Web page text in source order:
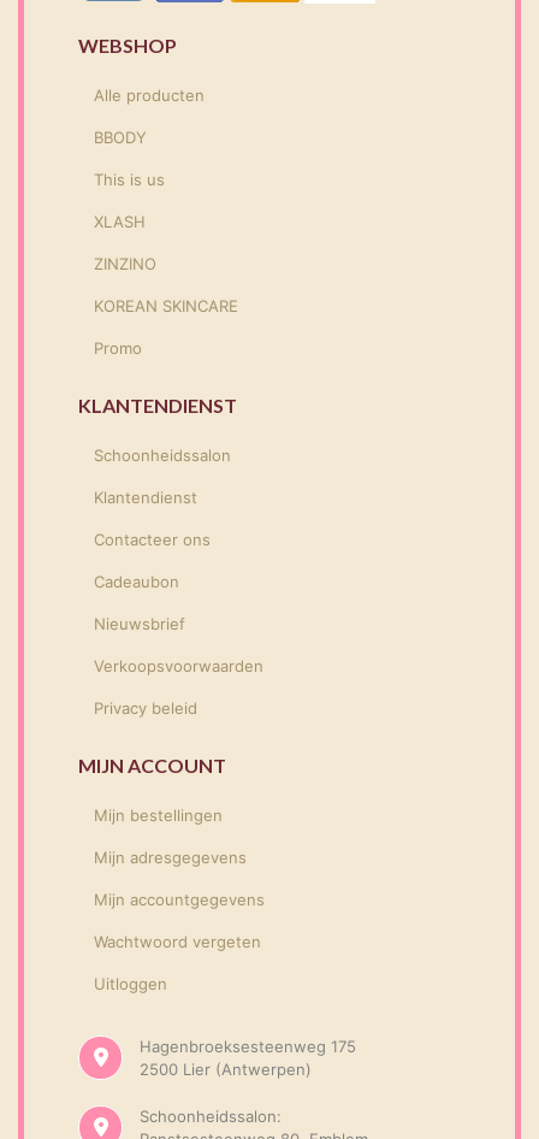
WEBSHOP
Alle producten
BBODY
This is us
XLASH
ZINZINO
KOREAN SKINCARE
Promo
KLANTENDIENST
Schoonheidssalon
Klantendienst
Contacteer ons
Cadeaubon
Nieuwsbrief
Verkoopsvoorwaarden
Privacy beleid
MIJN ACCOUNT
Mijn bestellingen
Mijn adresgegevens
Mijn accountgegevens
Wachtwoord vergeten
Uitloggen
Hagenbroeksesteenweg 175
2500 Lier (Antwerpen)
Schoonheidssalon: